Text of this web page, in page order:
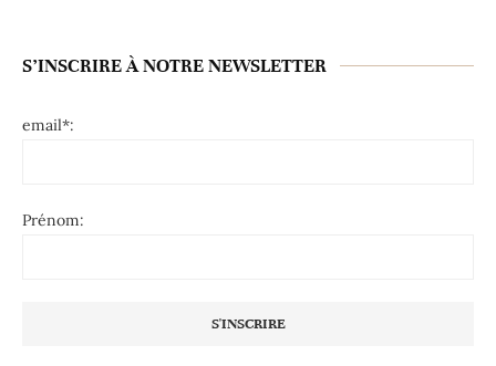
S’INSCRIRE À NOTRE NEWSLETTER
email*:
Prénom: